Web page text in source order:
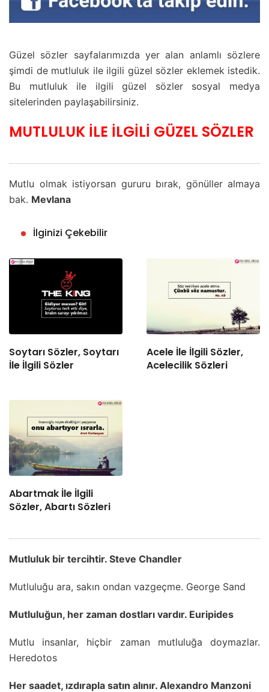
Güzel sözler sayfalarımızda yer alan anlamlı sözlere
şimdi de mutluluk ile ilgili güzel sözler eklemek istedik.
Bu mutluluk ile ilgili güzel sözler sosyal medya
sitelerinden paylaşabilirsiniz.
MUTLULUK İLE İLGİLİ GÜZEL SÖZLER
Mutlu olmak istiyorsan gururu bırak, gönüller almaya
bak. Mevlana
İlginizi Çekebilir
Soytarı Sözler, Soytarı
İle İlgili Sözler
Acele İle İlgili Sözler,
Acelecilik Sözleri
Abartmak İle İlgili
Sözler, Abartı Sözleri
Mutluluk bir tercihtir. Steve Chandler
Mutluluğu ara, sakın ondan vazgeçme. George Sand
Mutluluğun, her zaman dostları vardır. Euripides
Mutlu insanlar, hiçbir zaman mutluluğa doymazlar.
Heredotos
Her saadet, ızdırapla satın alınır. Alexandro Manzoni